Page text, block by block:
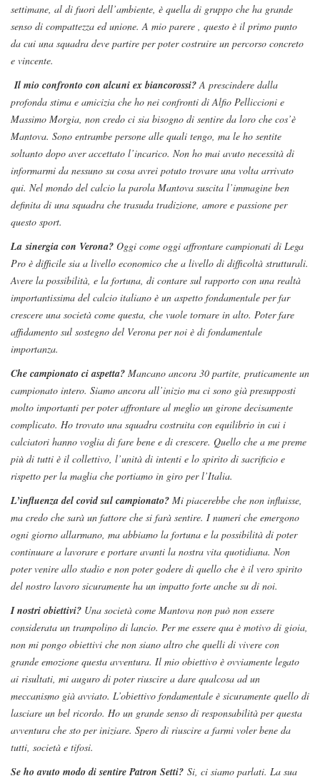
settimane, al di fuori dell’ambiente, è quella di gruppo che ha grande
senso di compattezza ed unione. A mio parere , questo è il primo punto
da cui una squadra deve partire per poter costruire un percorso concreto
e vincente.
Il mio confronto con alcuni ex biancorossi?A prescindere dalla
profonda stima e amicizia che ho nei confronti di Alfio Pelliccioni e
Massimo Morgia, non credo ci sia bisogno di sentire da loro che cos’è
Mantova. Sono entrambe persone alle quali tengo, ma le ho sentite
soltanto dopo aver accettato l’incarico. Non ho mai avuto necessità di
informarmi da nessuno su cosa avrei potuto trovare una volta arrivato
qui. Nel mondo del calcio la parola Mantova suscita l’immagine ben
definita di una squadra che trasuda tradizione, amore e passione per
questo sport.
La sinergia con Verona? Oggi come oggi affrontare campionati di Lega
Pro è difficile sia a livello economico che a livello di difficoltà strutturali.
Avere la possibilità, e la fortuna, di contare sul rapporto con una realtà
importantissima del calcio italiano è un aspetto fondamentale per far
crescere una società come questa, che vuole tornare in alto. Poter fare
affidamento sul sostegno del Verona per noi è di fondamentale
importanza.
Che campionato ci aspetta? Mancano ancora 30 partite, praticamente un
campionato intero. Siamo ancora all’inizio ma ci sono già presupposti
molto importanti per poter affrontare al meglio un girone decisamente
complicato. Ho trovato una squadra costruita con equilibrio in cui i
calciatori hanno voglia di fare bene e di crescere. Quello che a me preme
più di tutti è il collettivo, l’unità di intenti e lo spirito di sacrificio e
rispetto per la maglia che portiamo in giro per l’Italia.
L’influenza del covid sul campionato? Mi piacerebbe che non influisse,
ma credo che sarà un fattore che si farà sentire. I numeri che emergono
ogni giorno allarmano, ma abbiamo la fortuna e la possibilità di poter
continuare a lavorare e portare avanti la nostra vita quotidiana. Non
poter venire allo stadio e non poter godere di quello che è il vero spirito
del nostro lavoro sicuramente ha un impatto forte anche su di noi.
I nostri obiettivi? Una società come Mantova non può non essere
considerata un trampolino di lancio. Per me essere qua è motivo di gioia,
non mi pongo obiettivi che non siano altro che quelli di vivere con
grande emozione questa avventura. Il mio obiettivo è ovviamente legato
ai risultati, mi auguro di poter riuscire a dare qualcosa ad un
meccanismo già avviato. L’obiettivo fondamentale è sicuramente quello di
lasciare un bel ricordo. Ho un grande senso di responsabilità per questa
avventura che sto per iniziare. Spero di riuscire a farmi voler bene da
tutti, società e tifosi.
Se ho avuto modo di sentire Patron Setti? Si, ci siamo parlati. La sua